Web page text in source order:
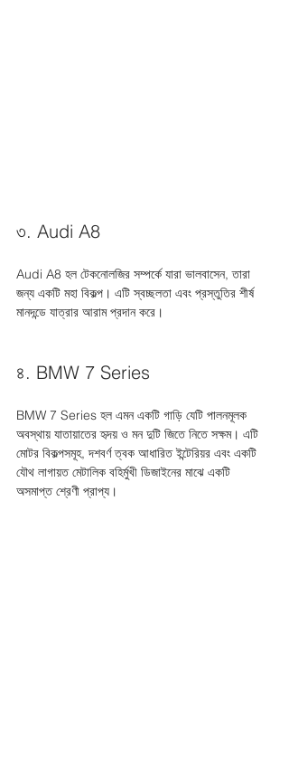
৩. Audi A8
Audi A8 হল টেকনোলজির সম্পর্কে যারা ভালবাসেন, তারা
জন্য একটি মহা বিকল্প। এটি স্বচ্ছলতা এবং প্রস্তুতির শীর্ষ
মানদন্ডে যাত্রার আরাম প্রদান করে।
৪. BMW 7 Series
BMW 7 Series হল এমন একটি গাড়ি যেটি পালনমূলক
অবস্থায় যাতায়াতের হৃদয় ও মন দুটি জিতে নিতে সক্ষম। এটি
মোটর বিকল্পসমূহ, দশবর্ণ ত্বক আধারিত ইন্টেরিয়র এবং একটি
যৌথ লাগায়ত মেটালিক বহির্মুখী ডিজাইনের মাঝে একটি
অসমাপ্ত শ্রেণী প্রাপ্য।